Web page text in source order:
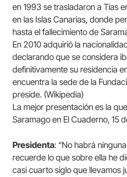
en 1993 se trasladaron a Tías
en las Islas Canarias, donde
hasta el fallecimiento de
En 2010 adquirió la
declarando que se considera
definitivamente su residencia
encuentra la sede de la
preside. (Wikipedia)
La mejor presentación es la
Saramago en El Cuaderno, 15
Presidenta: “No habrá
recuerde lo que sobre ella he
casi cuarto siglo que llevamos